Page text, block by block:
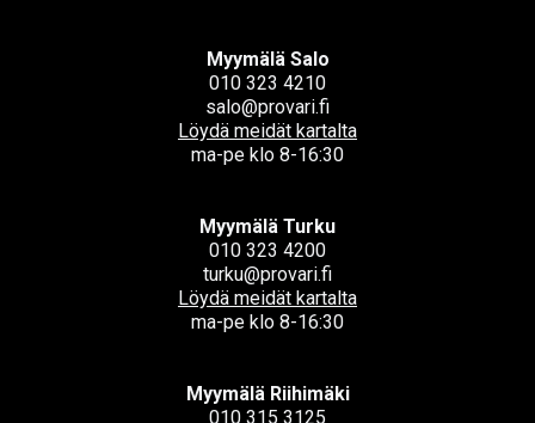
Myymälä Salo
010 323 4210
salo@provari.fi
Löydä meidät kartalta
ma-pe klo 8-16:30
Myymälä Turku
010 323 4200
turku@provari.fi
Löydä meidät kartalta
ma-pe klo 8-16:30
Myymälä Riihimäki
010 315 3125